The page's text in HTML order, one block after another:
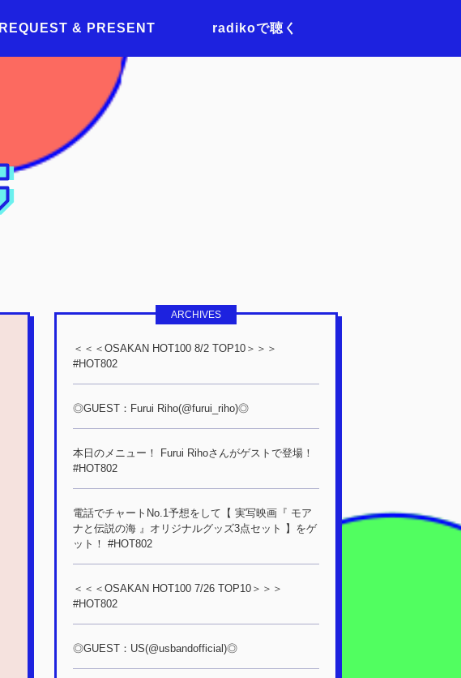
REQUEST & PRESENT radikoで聴く
ARCHIVES
＜＜＜OSAKAN HOT100 8/2 TOP10＞＞＞
#HOT802
◎GUEST：Furui Riho(@furui_riho)◎
本日のメニュー！ Furui Rihoさんがゲストで登場！
#HOT802
電話でチャートNo.1予想をして【 実写映画『 モア
ナと伝説の海 』オリジナルグッズ3点セット 】をゲ
ット！ #HOT802
＜＜＜OSAKAN HOT100 7/26 TOP10＞＞＞
#HOT802
◎GUEST：US(@usbandofficial)◎